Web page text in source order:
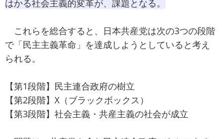
はかる社会主義的変革が、課題となる。
これらを総合すると、日本共産党は次の3つの段階
で「民主主義革命」を達成しようとしていると考え
られる。
【第1段階】民主連合政府の樹立
【第2段階】X（ブラックボックス）
【第3段階】社会主義・共産主義の社会が成立